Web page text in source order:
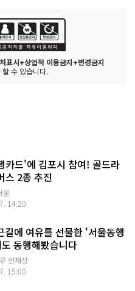
표시+상업적 이용금지+변경금지
수 있습니다.
카드'에 김포시 참여! 골드라
스 2종 추진
울
14:20
길에 여유를 선물한 '서울동행
동행해봤습니다
안재성
15:00